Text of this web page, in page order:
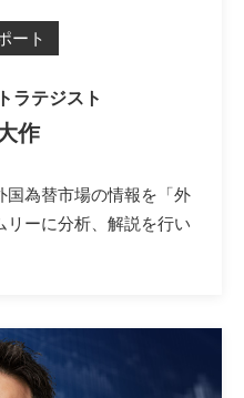
ート
ラテジスト
作
国為替市場の情報を「外
ーに分析、解説を行い